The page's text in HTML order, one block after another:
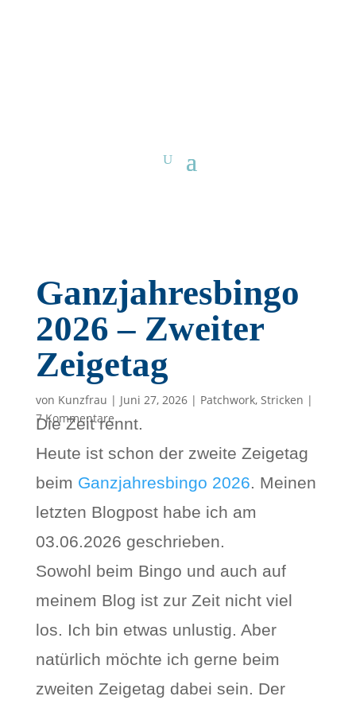
Ganzjahresbingo
2026 – Zweiter
Zeigetag
von Kunzfrau | Juni 27, 2026| Patchwork, Stricken |
7 Kommentare
Die Zeit rennt.
Heute ist schon der zweite Zeigetag
beim Ganzjahresbingo 2026. Meinen
letzten Blogpost habe ich am
03.06.2026 geschrieben.
Sowohl beim Bingo und auch auf
meinem Blog ist zur Zeit nicht viel
los. Ich bin etwas unlustig. Aber
natürlich möchte ich gerne beim
zweiten Zeigetag dabei sein. Der